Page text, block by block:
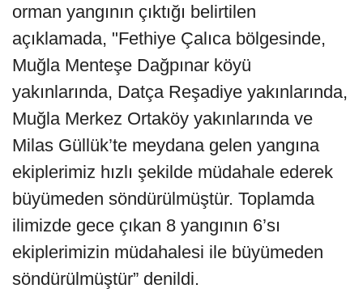
orman yangının çıktığı belirtilen
açıklamada, "Fethiye Çalıca bölgesinde,
Muğla Menteşe Dağpınar köyü
yakınlarında, Datça Reşadiye yakınlarında,
Muğla Merkez Ortaköy yakınlarında ve
Milas Güllük’te meydana gelen yangına
ekiplerimiz hızlı şekilde müdahale ederek
büyümeden söndürülmüştür. Toplamda
ilimizde gece çıkan 8 yangının 6’sı
ekiplerimizin müdahalesi ile büyümeden
söndürülmüştür” denildi.